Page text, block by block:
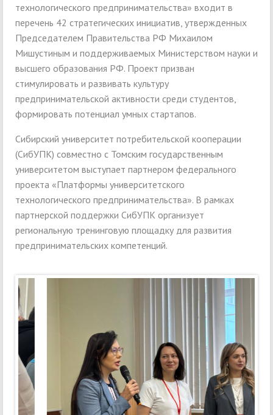
технологического предпринимательства» входит в
перечень 42 стратегических инициатив, утвержденных
Председателем Правительства РФ Михаилом
Мишустиным и поддерживаемых Министерством науки и
высшего образования РФ. Проект призван
стимулировать и развивать культуру
предпринимательской активности среди студентов,
формировать потенциал умных стартапов.
Сибирский университет потребительской кооперации
(СибУПК) совместно с Томским государственным
университетом выступает партнером федерального
проекта «Платформы университетского
технологического предпринимательства». В рамках
партнерской поддержки СибУПК организует
региональную тренинговую площадку для развития
предпринимательских компетенций.